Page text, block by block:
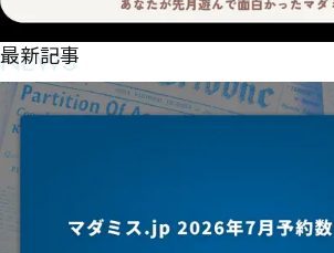
NEWS
最新記事